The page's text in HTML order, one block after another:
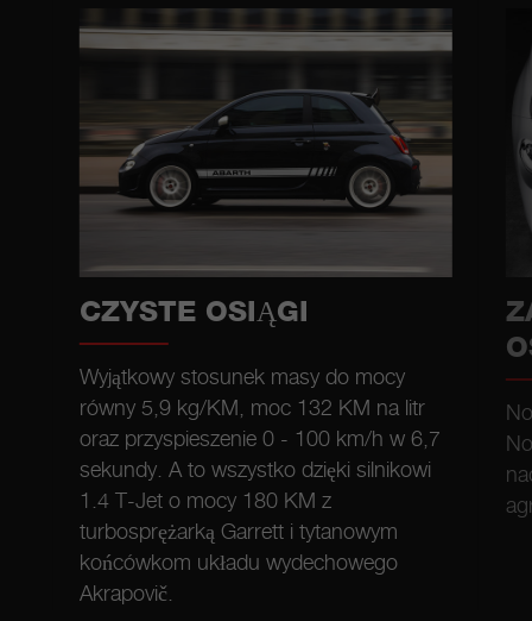
CZYSTE OSIĄGI
Wyjątkowy stosunek masy do mocy
równy 5,9 kg/KM, moc 132 KM na litr
oraz przyspieszenie 0 - 100 km/h w 6,7
sekundy. A to wszystko dzięki silnikowi
1.4 T-Jet o mocy 180 KM z
turbosprężarką Garrett i tytanowym
końcówkom układu wydechowego
Akrapovič.